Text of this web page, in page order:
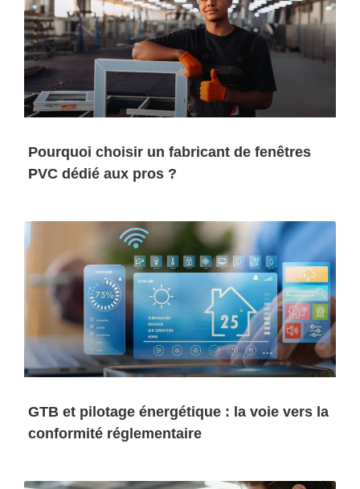
Pourquoi choisir un fabricant de fenêtres
PVC dédié aux pros ?
GTB et pilotage énergétique : la voie vers la
conformité réglementaire